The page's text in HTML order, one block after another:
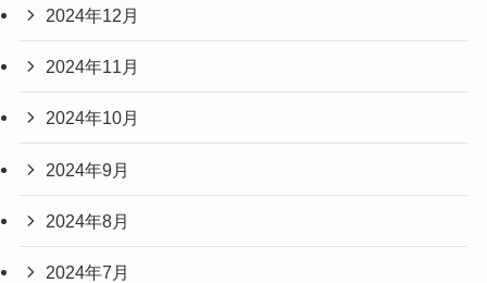
2024年12月
2024年11月
2024年10月
2024年9月
2024年8月
2024年7月